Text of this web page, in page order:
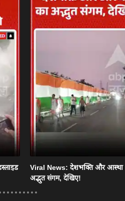
Viral News: देशभक्ति और आस्था
अद्भुत संगम, देखिए!